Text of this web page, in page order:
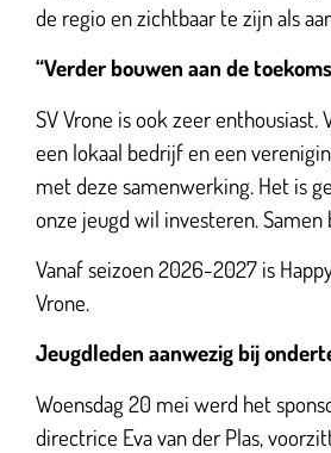
de regio en zichtbaar te zijn als
“Verder bouwen aan de
SV Vrone is ook zeer
een lokaal bedrijf en een
met deze samenwerking. Het is
onze jeugd wil investeren.
Vanaf seizoen 2026-2027 is
Vrone.
Jeugdleden aanwezig bij
Woensdag 20 mei werd het
directrice Eva van der Plas,